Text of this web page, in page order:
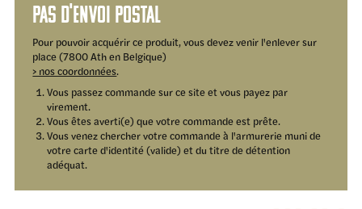
Pas d'envoi postal
Pour pouvoir acquérir ce produit, vous devez venir l'enlever sur
place (7800 Ath en Belgique)
> nos coordonnées.
Vous passez commande sur ce site et vous payez par
virement.
Vous êtes averti(e) que votre commande est prête.
Vous venez chercher votre commande à l'armurerie muni de
votre carte d'identité (valide) et du titre de détention
adéquat.